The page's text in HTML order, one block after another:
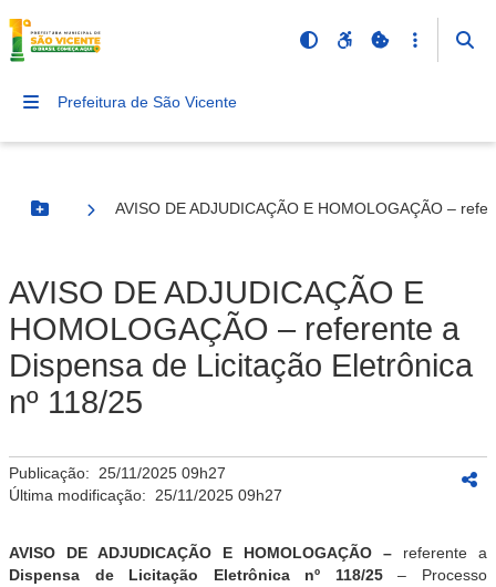
Prefeitura de São Vicente
Botão Menu
AVISO DE ADJUDICAÇÃO E HOMOLOGAÇÃO –
AVISO DE ADJUDICAÇÃO E
HOMOLOGAÇÃO – referente a
Dispensa de Licitação Eletrônica
nº 118/25
Publicação: 25/11/2025 09h27
Última modificação: 25/11/2025 09h27
AVISO DE ADJUDICAÇÃO E HOMOLOGAÇÃO – referente a
Dispensa de Licitação Eletrônica
nº 118/25
– Processo